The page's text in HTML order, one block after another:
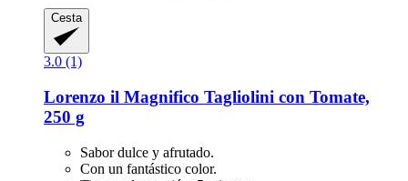
Cesta
3.0 (1)
Lorenzo il Magnifico Tagliolini con Tomate,
250 g
Sabor dulce y afrutado.
Con un fantástico color.